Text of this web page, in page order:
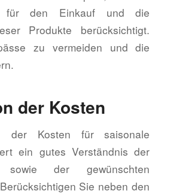
für den Einkauf und die
Produkte berücksichtigt.
zu vermeiden und die
der Kosten
der Kosten für saisonale
ein gutes Verständnis der
sowie der gewünschten
Sie neben den